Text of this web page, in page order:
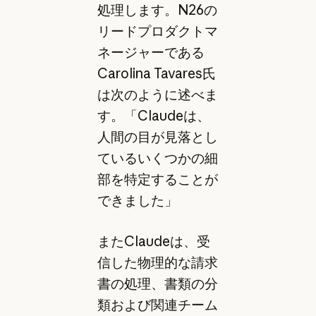
処理します。N26の
リードプロダクトマ
ネージャーである
Carolina Tavares氏
は次のように述べま
す。「Claudeは、
人間の目が見落とし
ているいくつかの細
部を特定することが
できました」
またClaudeは、受
信した物理的な請求
書の処理、書類の分
類および関連チーム